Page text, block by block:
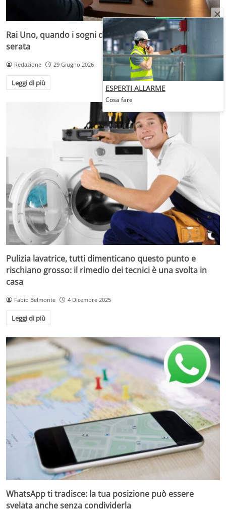
Rai Uno, quando i sogni diventano desideri da prima
serata
Redazione 29 Giugno 2026
Leggi di più
Pulizia lavatrice, tutti dimenticano questo punto e
rischiano grosso: il rimedio dei tecnici è una svolta in
casa
Fabio Belmonte 4 Dicembre 2025
Leggi di più
WhatsApp ti tradisce: la tua posizione può essere
svelata anche senza condividerla
ESPERTI ALLARME
Cosa fare